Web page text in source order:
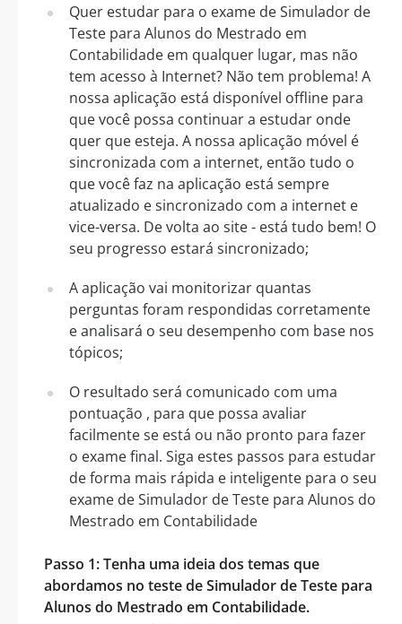
Quer estudar para o exame de Simulador de
Teste para Alunos do Mestrado em
Contabilidade em qualquer lugar, mas não
tem acesso à Internet? Não tem problema! A
nossa aplicação está disponível offline para
que você possa continuar a estudar onde
quer que esteja. A nossa aplicação móvel é
sincronizada com a internet, então tudo o
que você faz na aplicação está sempre
atualizado e sincronizado com a internet e
vice-versa. De volta ao site - está tudo bem! O
seu progresso estará sincronizado;
A aplicação vai monitorizar quantas
perguntas foram respondidas corretamente
e analisará o seu desempenho com base nos
tópicos;
O resultado será comunicado com uma
pontuação , para que possa avaliar
facilmente se está ou não pronto para fazer
o exame final. Siga estes passos para estudar
de forma mais rápida e inteligente para o seu
exame de Simulador de Teste para Alunos do
Mestrado em Contabilidade
Passo 1: Tenha uma ideia dos temas que
abordamos no teste de Simulador de Teste para
Alunos do Mestrado em Contabilidade.